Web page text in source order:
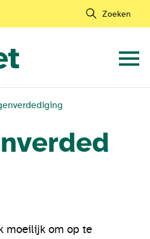
Zoeken
moeilijk om op te